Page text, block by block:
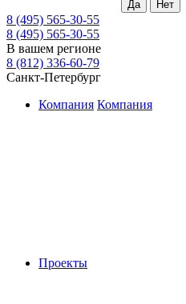
8 (495) 565-30-55
8 (495) 565-30-55
В вашем регионе
8 (812) 336-60-79
Санкт-Петербург
Компания Компания
Проекты